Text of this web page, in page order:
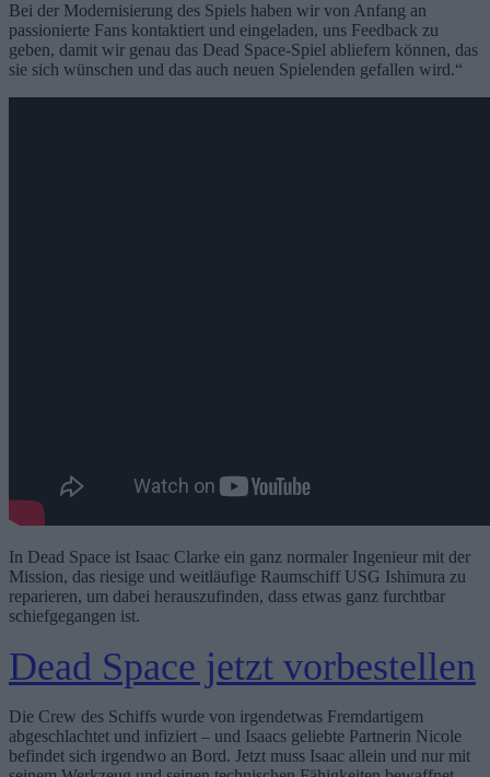
Bei der Modernisierung des Spiels haben wir von Anfang an
passionierte Fans kontaktiert und eingeladen, uns Feedback zu
geben, damit wir genau das Dead Space-Spiel abliefern können, das
sie sich wünschen und das auch neuen Spielenden gefallen wird.“
In Dead Space ist Isaac Clarke ein ganz normaler Ingenieur mit der
Mission, das riesige und weitläufige Raumschiff USG Ishimura zu
reparieren, um dabei herauszufinden, dass etwas ganz furchtbar
schiefgegangen ist.
Dead Space jetzt vorbestellen
Die Crew des Schiffs wurde von irgendetwas Fremdartigem
abgeschlachtet und infiziert – und Isaacs geliebte Partnerin Nicole
befindet sich irgendwo an Bord. Jetzt muss Isaac allein und nur mit